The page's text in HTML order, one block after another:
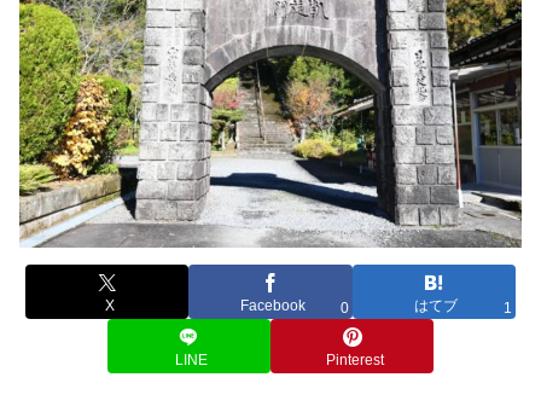
X Facebook 0 はてブ 1
LINE Pinterest